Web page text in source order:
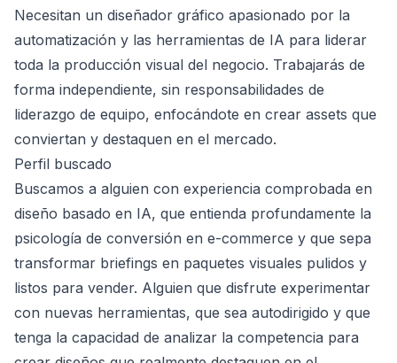
Necesitan un diseñador gráfico apasionado por la
automatización y las herramientas de IA para liderar
toda la producción visual del negocio. Trabajarás de
forma independiente, sin responsabilidades de
liderazgo de equipo, enfocándote en crear assets que
conviertan y destaquen en el mercado.
Perfil buscado
Buscamos a alguien con experiencia comprobada en
diseño basado en IA, que entienda profundamente la
psicología de conversión en e-commerce y que sepa
transformar briefings en paquetes visuales pulidos y
listos para vender. Alguien que disfrute experimentar
con nuevas herramientas, que sea autodirigido y que
tenga la capacidad de analizar la competencia para